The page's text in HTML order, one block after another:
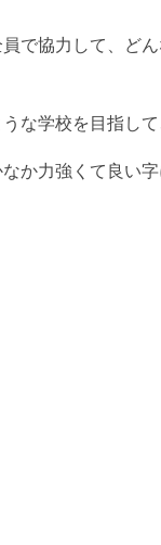
で協力して、ど
な学校を目指し
か力強くて良い字